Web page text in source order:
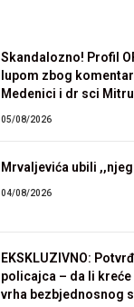
Skandalozno! Profil
lupom zbog
Medenici i dr sci
05/08/2026
Mrvaljevića ubili
04/08/2026
EKSKLUZIVNO:
policajca – da li kreće
vrha bezbjednosnog